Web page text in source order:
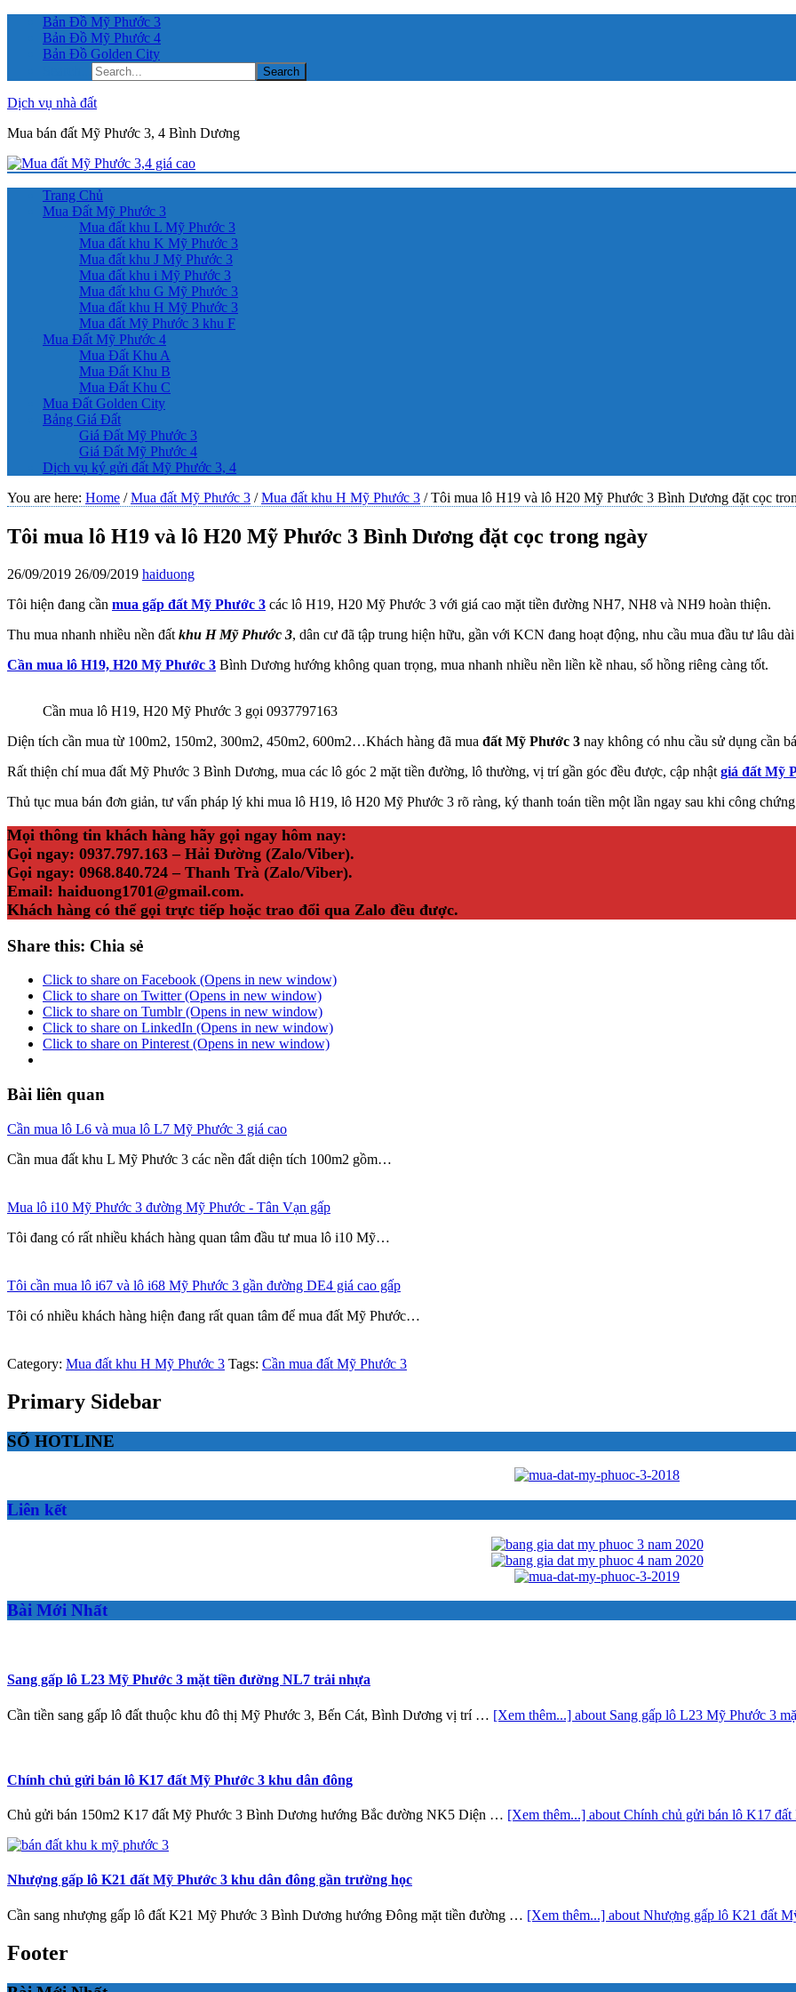
Bản Đồ Mỹ Phước 3
Bản Đồ Mỹ Phước 4
Bản Đồ Golden City
Dịch vụ nhà đất
Mua bán đất Mỹ Phước 3, 4 Bình Dương
Trang Chủ
Mua Đất Mỹ Phước 3
Mua đất khu L Mỹ Phước 3
Mua đất khu K Mỹ Phước 3
Mua đất khu J Mỹ Phước 3
Mua đất khu i Mỹ Phước 3
Mua đất khu G Mỹ Phước 3
Mua đất khu H Mỹ Phước 3
Mua đất Mỹ Phước 3 khu F
Mua Đất Mỹ Phước 4
Mua Đất Khu A
Mua Đất Khu B
Mua Đất Khu C
Mua Đất Golden City
Bảng Giá Đất
Giá Đất Mỹ Phước 3
Giá Đất Mỹ Phước 4
Dịch vụ ký gửi đất Mỹ Phước 3, 4
You are here: Home / Mua đất Mỹ Phước 3 / Mua đất khu H Mỹ Phước 3 /Tôi mua lô H19 và lô H20 Mỹ Phước 3 Bình Dương đặt cọc
Tôi mua lô H19 và lô H20 Mỹ Phước 3 Bình Dương đặt cọc trong ngày
26/09/2019 26/09/2019 haiduong
Tôi hiện đang cần mua gấp đất Mỹ Phước 3 các lô H19, H20 Mỹ Phước 3 với giá cao mặt tiền đường NH7, NH8 và NH9 hoàn thiện.
Thu mua nhanh nhiều nền đất khu H Mỹ Phước 3, dân cư đã tập trung hiện hữu, gần với KCN đang hoạt động, nhu cầu mua đầu tư lâu
Cần mua lô H19, H20 Mỹ Phước 3 Bình Dương hướng không quan trọng, mua nhanh nhiều nền liền kề nhau, sổ hồng riêng càng tốt.
Cần mua lô H19, H20 Mỹ Phước 3 gọi 0937797163
Diện tích cần mua từ 100m2, 150m2, 300m2, 450m2, 600m2…Khách hàng đã mua đất Mỹ Phước 3 nay không có nhu cầu sử dụng cần
Rất thiện chí mua đất Mỹ Phước 3 Bình Dương, mua các lô góc 2 mặt tiền đường, lô thường, vị trí gần góc đều được, cập nhật giá đất Mỹ
Thủ tục mua bán đơn giản, tư vấn pháp lý khi mua lô H19, lô H20 Mỹ Phước 3 rõ ràng, ký thanh toán tiền một lần ngay sau khi công
Mọi thông tin khách hàng hãy gọi ngay hôm nay:
Gọi ngay: 0937.797.163 – Hải Đường (Zalo/Viber).
Gọi ngay: 0968.840.724 – Thanh Trà (Zalo/Viber).
Email: haiduong1701@gmail.com.
Khách hàng có thể gọi trực tiếp hoặc trao đổi qua Zalo đều được.
Share this: Chia sẻ
Click to share on Facebook (Opens in new window)
Click to share on Twitter (Opens in new window)
Click to share on Tumblr (Opens in new window)
Click to share on LinkedIn (Opens in new window)
Click to share on Pinterest (Opens in new window)
Bài liên quan
Cần mua lô L6 và mua lô L7 Mỹ Phước 3 giá cao
Cần mua đất khu L Mỹ Phước 3 các nền đất diện tích 100m2 gồm…
Mua lô i10 Mỹ Phước 3 đường Mỹ Phước - Tân Vạn gấp
Tôi đang có rất nhiều khách hàng quan tâm đầu tư mua lô i10 Mỹ…
Tôi cần mua lô i67 và lô i68 Mỹ Phước 3 gần đường DE4 giá cao gấp
Tôi có nhiều khách hàng hiện đang rất quan tâm để mua đất Mỹ Phước…
Category: Mua đất khu H Mỹ Phước 3 Tags: Cần mua đất Mỹ Phước 3
Primary Sidebar
SỐ HOTLINE
Liên kết
Bài Mới Nhất
Sang gấp lô L23 Mỹ Phước 3 mặt tiền đường NL7 trải nhựa
Cần tiền sang gấp lô đất thuộc khu đô thị Mỹ Phước 3, Bến Cát, Bình Dương vị trí … [Xem thêm...] about Sang gấp lô L23 Mỹ Phước 3
Chính chủ gửi bán lô K17 đất Mỹ Phước 3 khu dân đông
Chủ gửi bán 150m2 K17 đất Mỹ Phước 3 Bình Dương hướng Bắc đường NK5 Diện … [Xem thêm...] about Chính chủ gửi bán lô K17
Nhượng gấp lô K21 đất Mỹ Phước 3 khu dân đông gần trường học
Cần sang nhượng gấp lô đất K21 Mỹ Phước 3 Bình Dương hướng Đông mặt tiền đường … [Xem thêm...] about Nhượng gấp lô K21 đất
Footer